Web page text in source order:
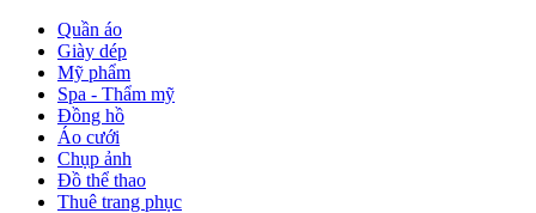
Quần áo
Giày dép
Mỹ phẩm
Spa - Thẩm mỹ
Đồng hồ
Áo cưới
Chụp ảnh
Đồ thể thao
Thuê trang phục